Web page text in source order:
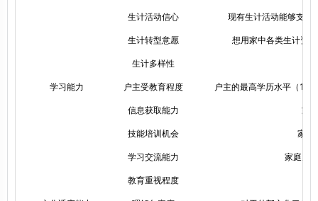
生计活动信心 现有生计活动能够支持
生计转型意愿 想用家中各类生计资
生计多样性
学习能力 户主受教育程度 户主的最高学历水平（1=
信息获取能力 家
技能培训机会 家庭
学习交流能力 家庭成
教育重视程度